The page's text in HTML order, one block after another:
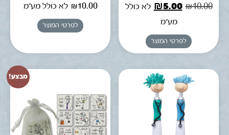
₪10.00
₪5.00
לא כולל
מע"מ
לפרטי המוצר
₪10.00 לא כולל מע"מ
לפרטי המוצר
מבצע!